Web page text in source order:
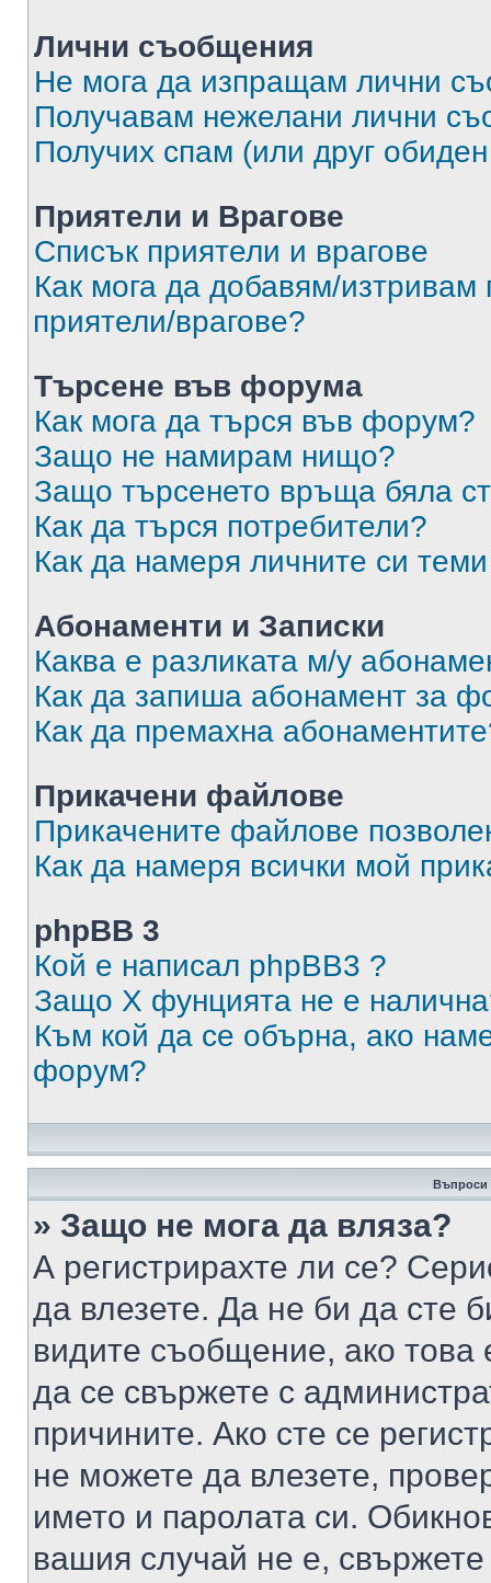
Лични съобщения
Не мога да изпращам лични
Получавам нежелани лични
Получих спам (или друг
Приятели и Врагове
Списък приятели и врагове
Как мога да добавям/изтривам
приятели/врагове?
Търсене във форума
Как мога да търся във форум?
Защо не намирам нищо?
Защо търсенето връща бяла
Как да търся потребители?
Как да намеря личните си
Абонаменти и Записки
Каква е разликата м/у
Как да запиша абонамент за
Как да премахна
Прикачени файлове
Прикачените файлове
Как да намеря всички мой
phpBB 3
Кой е написал phpBB3 ?
Защо X фунцията не е
Към кой да се обърна, ако
форум?
Въпроси
» Защо не мога да вляза?
А регистрирахте ли се?
да влезете. Да не би да сте
видите съобщение, ако това
да се свържете с
причините. Ако сте се
не можете да влезете,
името и паролата си.
вашия случай не е,